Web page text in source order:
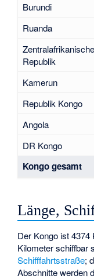
Burundi
Ruanda
Zentralafrikanische
Republik
Kamerun
Republik Kongo
Angola
DR Kongo
Kongo gesamt
Länge,
Der Kongo ist 4374
Kilometer schiffbar
Schifffahrtsstraße;
Abschnitte werden